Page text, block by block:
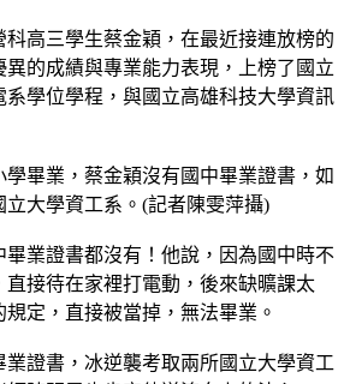
高三學生蔡金穎，在最近接連放榜的
的成績與專業能力表現，上榜了國立
系學位學程，與國立高雄科技大學資訊
學畢業，蔡金穎沒有國中畢業證書，如
大學資工系。(記者陳雯萍攝)
業證書都沒有！他說，因為國中時不
直接待在家裡打電動，後來缺曠課太
定，直接被當掉，無法畢業。
業證書，冰逆襲考取兩所國立大學資工